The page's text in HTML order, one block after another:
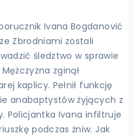
Ivana Bogdanović
Zbrodniami zostali
śledztwo w sprawie
zginął
kaplicy. Pełnił funkcję
anabaptystów żyjących z
Policjantka Ivana infiltruje
podczas żniw. Jak